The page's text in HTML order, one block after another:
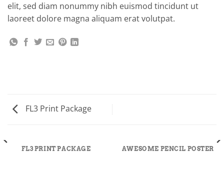
elit, sed diam nonummy nibh euismod tincidunt ut
laoreet dolore magna aliquam erat volutpat.
FL3 Print Package
FL3 PRINT PACKAGE AWESOME PENCIL POSTER